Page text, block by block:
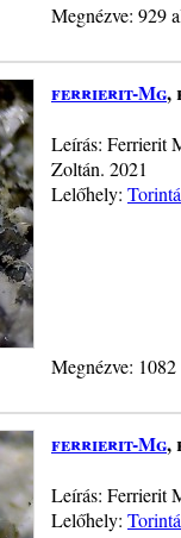
Megnézve: 929
ferrierit-Mg,
Leírás: Ferrierit
Zoltán. 2021
Lelőhely:
Megnézve:
ferrierit-Mg,
Leírás: Ferrierit
Lelőhely: